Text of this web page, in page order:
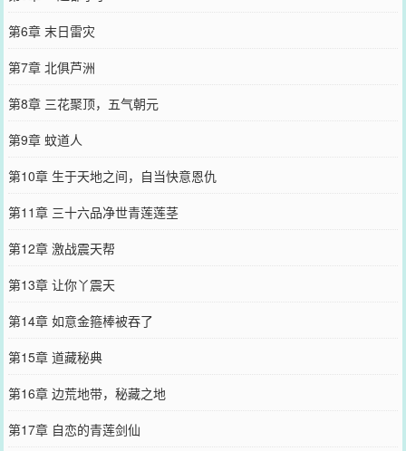
第6章 末日雷灾
第7章 北俱芦洲
第8章 三花聚顶，五气朝元
第9章 蚊道人
第10章 生于天地之间，自当快意恩仇
第11章 三十六品净世青莲莲茎
第12章 激战震天帮
第13章 让你丫震天
第14章 如意金箍棒被吞了
第15章 道藏秘典
第16章 边荒地带，秘藏之地
第17章 自恋的青莲剑仙